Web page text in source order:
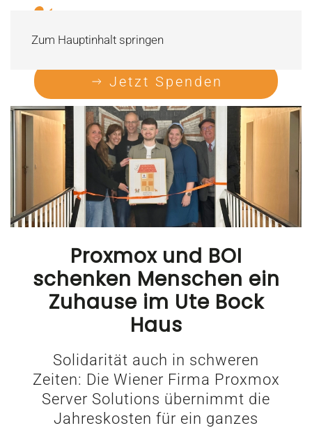
Zum Hauptinhalt springen
Jetzt Spenden
Proxmox und BOI
schenken Menschen ein
Zuhause im Ute Bock
Haus
Solidarität auch in schweren
Zeiten: Die Wiener Firma Proxmox
Server Solutions übernimmt die
Jahreskosten für ein ganzes